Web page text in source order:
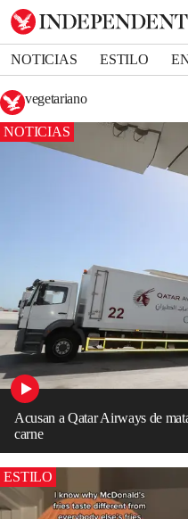
NOTICIAS ESTILO
DEPORTES
vegetariano
NOTICIAS
Acusan a Qatar Airways de
carne
ESTILO